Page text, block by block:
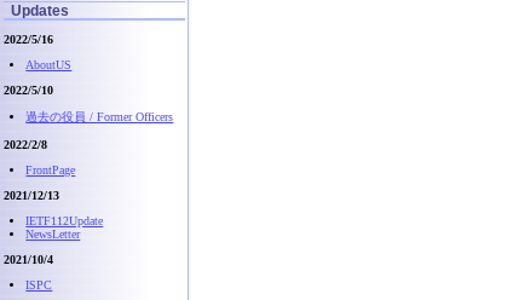
Updates
2022/5/16
AboutUS
2022/5/10
過去の役員 / Former Officers
2022/2/8
FrontPage
2021/12/13
IETF112Update
NewsLetter
2021/10/4
ISPC